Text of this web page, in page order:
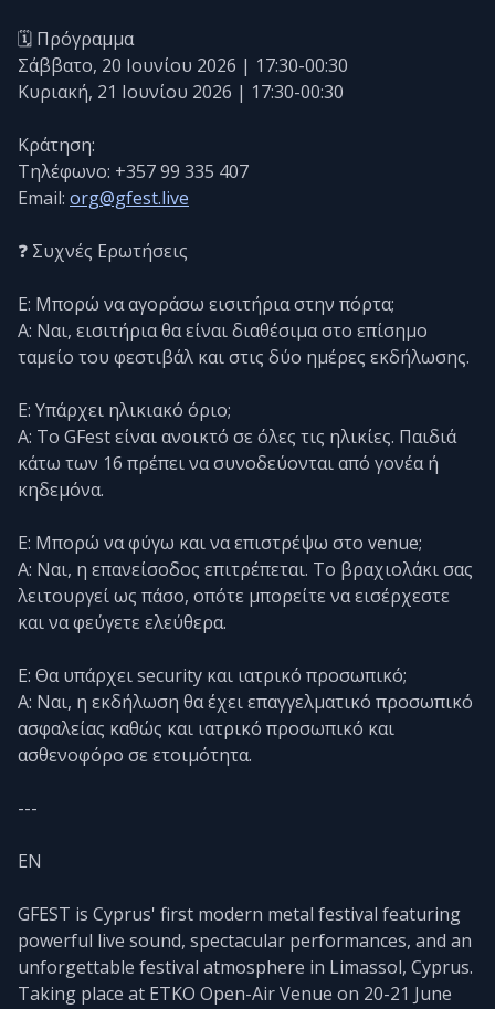
🗓️ Πρόγραμμα
Σάββατο, 20 Ιουνίου 2026 | 17:30-00:30
Κυριακή, 21 Ιουνίου 2026 | 17:30-00:30
Κράτηση:
Τηλέφωνο: +357 99 335 407
Email: org@gfest.live
❓ Συχνές Ερωτήσεις
Ε: Μπορώ να αγοράσω εισιτήρια στην πόρτα;
Α: Ναι, εισιτήρια θα είναι διαθέσιμα στο επίσημο
ταμείο του φεστιβάλ και στις δύο ημέρες εκδήλωσης.
Ε: Υπάρχει ηλικιακό όριο;
Α: Το GFest είναι ανοικτό σε όλες τις ηλικίες. Παιδιά
κάτω των 16 πρέπει να συνοδεύονται από γονέα ή
κηδεμόνα.
Ε: Μπορώ να φύγω και να επιστρέψω στο venue;
Α: Ναι, η επανείσοδος επιτρέπεται. Το βραχιολάκι σας
λειτουργεί ως πάσο, οπότε μπορείτε να εισέρχεστε
και να φεύγετε ελεύθερα.
Ε: Θα υπάρχει security και ιατρικό προσωπικό;
Α: Ναι, η εκδήλωση θα έχει επαγγελματικό προσωπικό
ασφαλείας καθώς και ιατρικό προσωπικό και
ασθενοφόρο σε ετοιμότητα.
---
EN
GFEST is Cyprus' first modern metal festival featuring
powerful live sound, spectacular performances, and an
unforgettable festival atmosphere in Limassol, Cyprus.
Taking place at ETKO Open-Air Venue on 20-21 June